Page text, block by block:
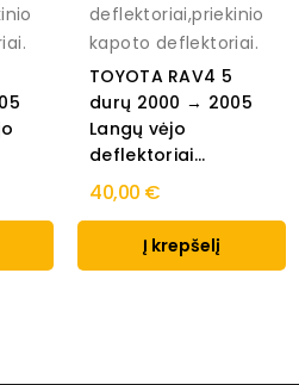
deflektoriai,priekinio
kapoto deflektoriai.
TOYOTA RAV4 5
durų 2000 → 2005
Langų vėjo
deflektoriai...
40,00 €
Į krepšelį